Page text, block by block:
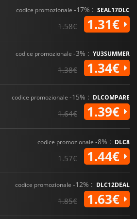
codice promozionale -17% : SEAL17DLC
1.58€ 1.31€
codice promozionale -3% : YU3SUMMER
1.38€ 1.34€
codice promozionale -15% : DLCOMPARE
1.64€ 1.39€
codice promozionale -8% : DLC8
1.57€ 1.44€
codice promozionale -12% : DLC12DEAL
1.85€ 1.63€